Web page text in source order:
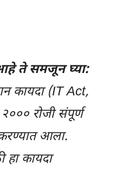
आहे ते समजून घ्या:
कायदा (IT Act,
रोजी संपूर्ण
आला.
हा कायदा